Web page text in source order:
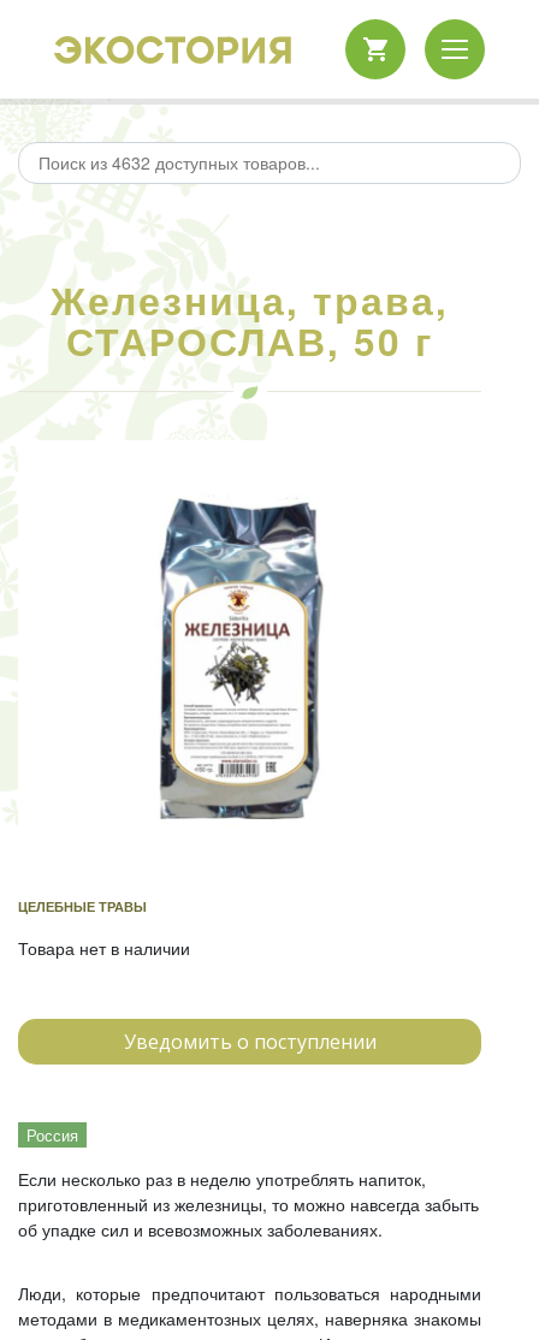
Железница, трава,
СТАРОСЛАВ, 50 г
ЦЕЛЕБНЫЕ ТРАВЫ
Товара нет в наличии
Уведомить о поступлении
Россия
Если несколько раз в неделю употреблять напиток,
приготовленный из железницы, то можно навсегда забыть
об упадке сил и всевозможных заболеваниях.
Люди, которые предпочитают пользоваться народными
методами в медикаментозных целях, наверняка знакомы